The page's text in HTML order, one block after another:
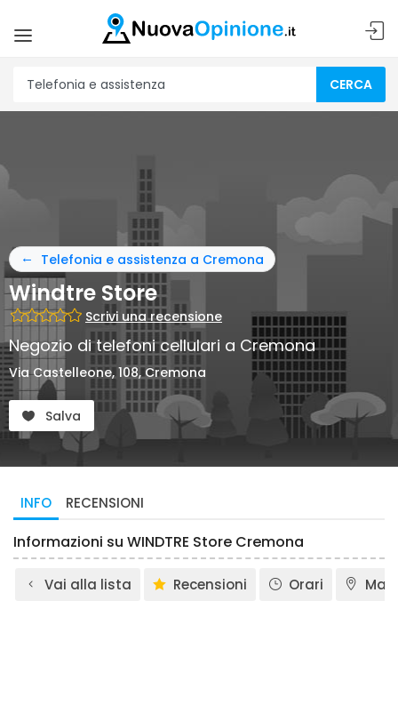
CERCA
Telefonia e assistenza a Cremona
Windtre Store
Scrivi una recensione
Negozio di telefoni cellulari a Cremona
Via Castelleone, 108, Cremona
Salva
INFO RECENSIONI
Informazioni su WINDTRE Store Cremona
Vai alla lista Recensioni Orari